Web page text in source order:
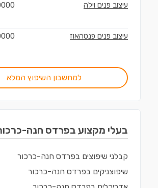
עיצוב פנים וילה
עיצוב פנים פנטהאוז
למחשבון השיפוץ המלא
בעלי מקצוע בפרדס חנה-
קבלני שיפוצים בפרדס חנה-כרכור
שיפוצניקים בפרדס חנה-כרכור